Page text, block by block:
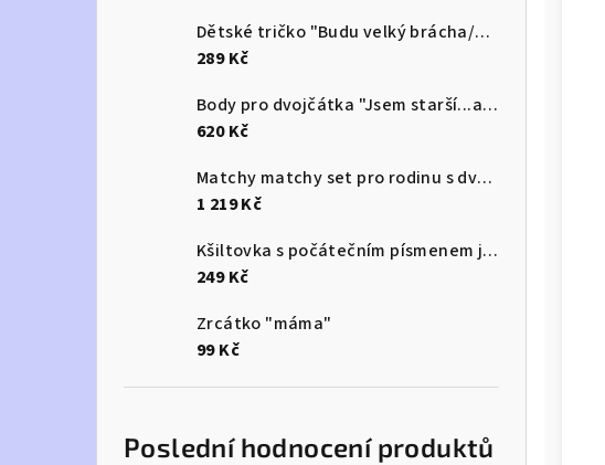
Dětské tričko "Budu velký brácha/velká ségra!"
289 Kč
Body pro dvojčátka "Jsem starší...ale jen o chvilku!"
620 Kč
Matchy matchy set pro rodinu s dvojčaty
1 219 Kč
Kšiltovka s počátečním písmenem jména
249 Kč
Zrcátko "máma"
99 Kč
Poslední hodnocení produktů